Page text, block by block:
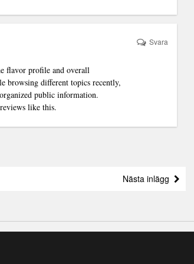
flavor profile and overall
browsing different topics recently,
public information.
like this.
Svara
Nästa inlägg